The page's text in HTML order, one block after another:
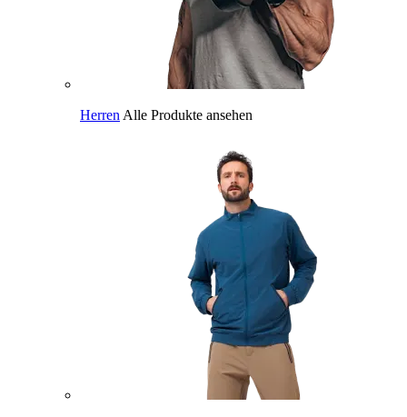
Herren Alle Produkte ansehen